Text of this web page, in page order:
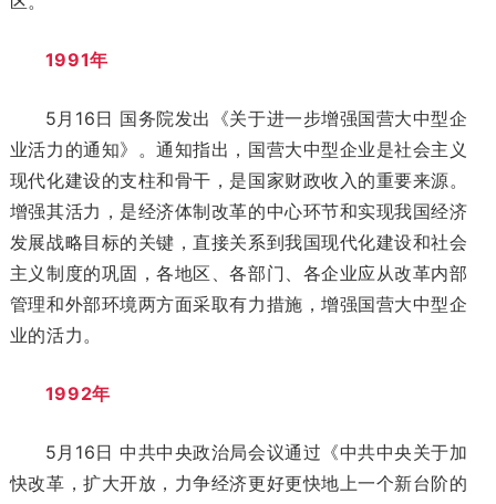
1991年
5月16日 国务院发出《关于进一步增强国营大中型企
业活力的通知》。通知指出，国营大中型企业是社会主义
现代化建设的支柱和骨干，是国家财政收入的重要来源。
增强其活力，是经济体制改革的中心环节和实现我国经济
发展战略目标的关键，直接关系到我国现代化建设和社会
主义制度的巩固，各地区、各部门、各企业应从改革内部
管理和外部环境两方面采取有力措施，增强国营大中型企
业的活力。
1992年
5月16日 中共中央政治局会议通过《中共中央关于加
快改革，扩大开放，力争经济更好更快地上一个新台阶的